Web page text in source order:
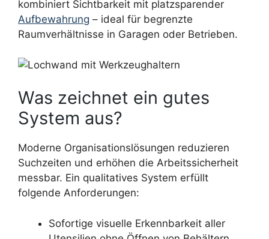
kombiniert Sichtbarkeit mit platzsparender
Aufbewahrung – ideal für begrenzte
Raumverhältnisse in Garagen oder Betrieben.
Was zeichnet ein gutes
System aus?
Moderne Organisationslösungen reduzieren
Suchzeiten und erhöhen die Arbeitssicherheit
messbar. Ein qualitatives System erfüllt
folgende Anforderungen:
Sofortige visuelle Erkennbarkeit aller